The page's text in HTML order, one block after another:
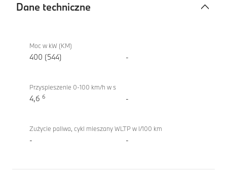
Dane techniczne
techniczne
xDrive60
Moc w kW (KM)
400 (544) -
Przyspieszenie 0-100 km/h w s
4,6 6 -
Zużycie paliwa, cykl mieszany WLTP w l/100 km
- -